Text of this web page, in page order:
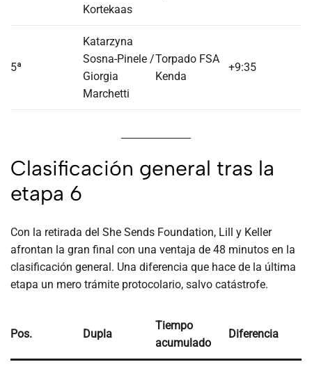
Kortekaas
5ª
Katarzyna
Sosna-Pinele /
Giorgia
Marchetti
Torpado FSA
Kenda
+9:35
Clasificación general tras la
etapa 6
Con la retirada del She Sends Foundation, Lill y Keller
afrontan la gran final con una ventaja de 48 minutos en la
clasificación general. Una diferencia que hace de la última
etapa un mero trámite protocolario, salvo catástrofe.
Pos. Dupla
Tiempo
acumulado
Diferencia